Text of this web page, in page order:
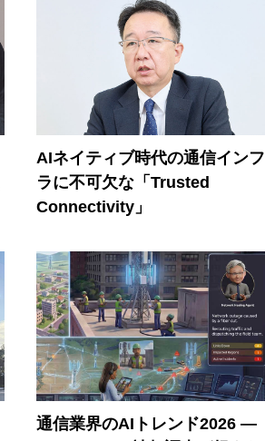
AIネイティブ時代の通信インフ
ラに不可欠な「Trusted
Connectivity」
通信業界のAIトレンド2026 ―